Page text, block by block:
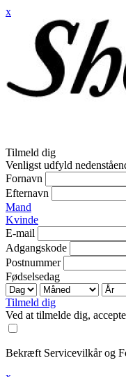
x
Tilmeld dig
Venligst udfyld
Fornavn
Efternavn
Mand
Kvinde
E-mail
Adgangskode
Postnummer
Fødselsedag
Tilmeld dig
Ved at tilmelde dig,
Bekræft Servicevilkår og